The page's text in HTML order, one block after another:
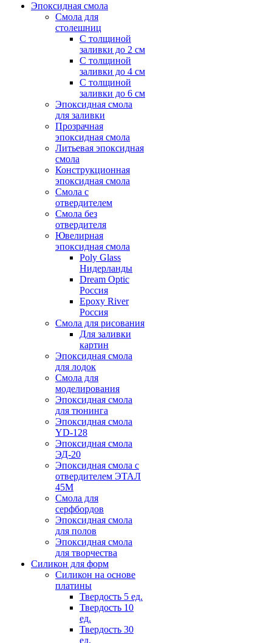
Эпоксидная смола
Смола для
столешниц
С толщиной
заливки до 2 см
С толщиной
заливки до 4 см
С толщиной
заливки до 6 см
Эпоксидная смола
для заливки
Прозрачная
эпоксидная смола
Литьевая эпоксидная
смола
Конструкционная
эпоксидная смола
Смола с
отвердителем
Смола без
отвердителя
Ювелирная
эпоксидная смола
Poly Glass
Нидерланды
Dream Optic
Россия
Epoxy River
Россия
Смола для рисования
Для заливки
картин
Эпоксидная смола
для лодок
Смола для
моделирования
Эпоксидная смола
для тюнинга
Эпоксидная смола
YD-128
Эпоксидная смола
ЭД-20
Эпоксидная смола с
отвердителем ЭТАЛ
45М
Смола для
серфбордов
Эпоксидная смола
для полов
Эпоксидная смола
для творчества
Силикон для форм
Силикон на основе
платины
Твердость 5 ед.
Твердость 10
ед.
Твердость 30
ед.